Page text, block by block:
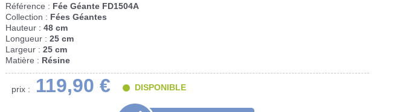
Référence : Fée Géante FD1504A
Collection : Fées Géantes
Hauteur : 48 cm
Longueur : 25 cm
Largeur : 25 cm
Matière : Résine
prix : 119,90 € DISPONIBLE